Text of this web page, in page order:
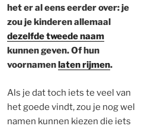
het er al eens eerder over: je
zou je kinderen allemaal
dezelfde tweede naam
kunnen geven. Of hun
voornamenlaten rijmen.
Als je dat toch iets te veel van
het goede vindt, zou je nog wel
namen kunnen kiezen die iets